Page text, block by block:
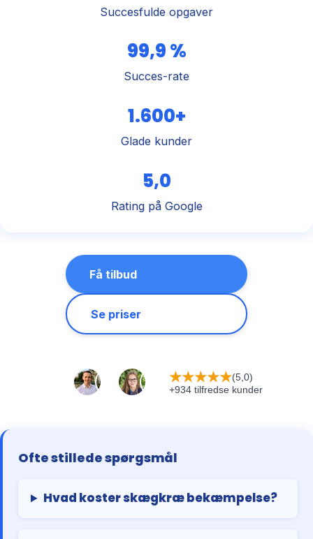
Succesfulde opgaver
99,9 %
Succes-rate
1.600+
Glade kunder
5,0
Rating på Google
Få tilbud
Se priser
★★★★★(5,0)
+934 tilfredse kunder
Ofte stillede spørgsmål
Hvad koster skægkræ bekæmpelse?